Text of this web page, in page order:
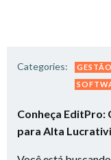
Categories:
Conheça
para Alta